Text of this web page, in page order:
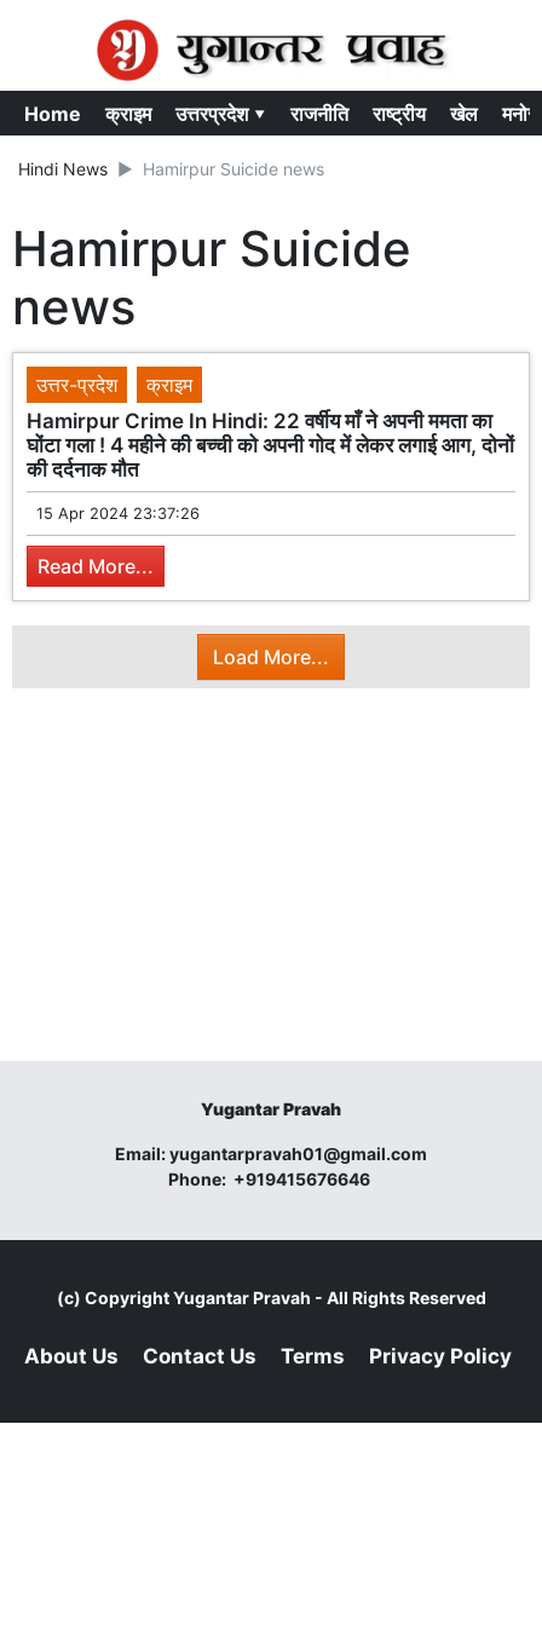
Home क्राइम उत्तरप्रदेश ▾ राजनीति राष्ट्रीय खेल
Hindi News Hamirpur Suicide news
Hamirpur Suicide
news
उत्तर-प्रदेश
क्राइम
Hamirpur Crime In Hindi: 22 वर्षीय माँ ने अपनी ममता का
घोंटा गला ! 4 महीने की बच्ची को अपनी गोद में लेकर लगाई आग, दोनों
की दर्दनाक मौत
15 Apr 2024 23:37:26
Read More...
Load More...
Yugantar Pravah
Email:yugantarpravah01@gmail.com
Phone: +919415676646
(c) CopyrightYugantar Pravah - All Rights Reserved
About Us Contact Us Terms Privacy Policy